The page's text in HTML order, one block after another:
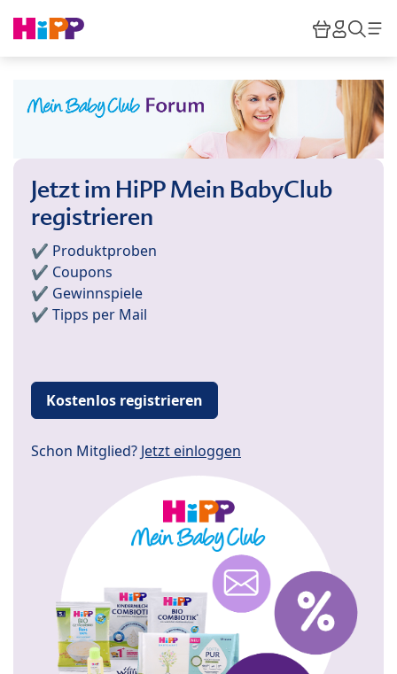
HiPP
Jetzt im HiPP Mein BabyClub
registrieren
✔️ Produktproben
✔️ Coupons
✔️ Gewinnspiele
✔️ Tipps per Mail
Kostenlos registrieren
Schon Mitglied? Jetzt einloggen